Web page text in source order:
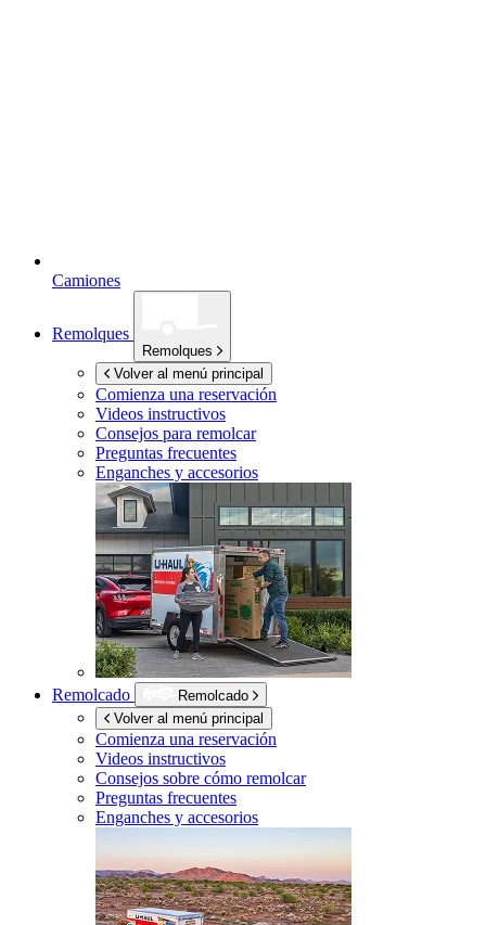
Camiones
Remolques
Remolques
Volver al menú principal
Comienza una reservación
Videos instructivos
Consejos para remolcar
Preguntas frecuentes
Enganches y accesorios
Remolcado
Remolcado
Volver al menú principal
Comienza una reservación
Videos instructivos
Consejos sobre cómo remolcar
Preguntas frecuentes
Enganches y accesorios